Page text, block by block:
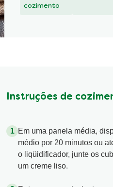
cozimento
Instruções de
Em uma panela média,
médio por 20 minutos ou
o liqüidificador, junte os
um creme liso.